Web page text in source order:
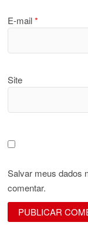
E-mail*
Site
Salvar meus dados
comentar.